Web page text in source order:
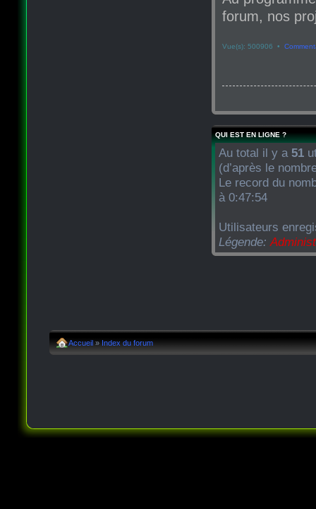
forum, nos
Vue(s): 500906 •
QUI EST EN LIGNE ?
Au total il y a 51
(d’après le
Le record du
à 0:47:54
Utilisateurs
Légende:
Accueil » Index du forum